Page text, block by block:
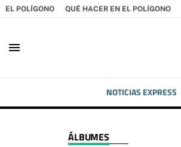
EL POLÍGONO QUÉ HACER EN EL POLÍGONO
menu
NOTICIAS EXPRESS
ÁLBUMES